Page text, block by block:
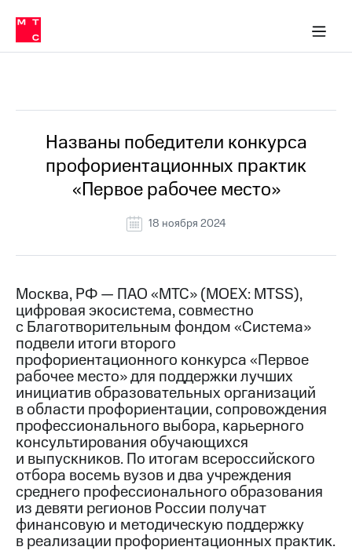
Медиа-центр
и акционерам
Устойчивое развитие
Комплаенс и деловая этика
компании
Карьера
История
компании
Руководство
информация
Контакты
Медиа-центр
Пресс-
релизы
МТС
о технологиях
Достижения
Интервью
Финансовая
отчетность
Контакты
в МТС
Пресс-
релизы
МТС
о технологиях
Названы победители конкурса
профориентационных практик
«Первое рабочее место»
18 ноября 2024
Москва, РФ — ПАО «МТС» (MOEX: MTSS),
цифровая экосистема, совместно
с Благотворительным фондом «Система»
подвели итоги второго
профориентационного конкурса «Первое
рабочее место» для поддержки лучших
инициатив образовательных организаций
в области профориентации, сопровождения
профессионального выбора, карьерного
консультирования обучающихся
и выпускников. По итогам всероссийского
отбора восемь вузов и два учреждения
среднего профессионального образования
из девяти регионов России получат
финансовую и методическую поддержку
в реализации профориентационных практик.